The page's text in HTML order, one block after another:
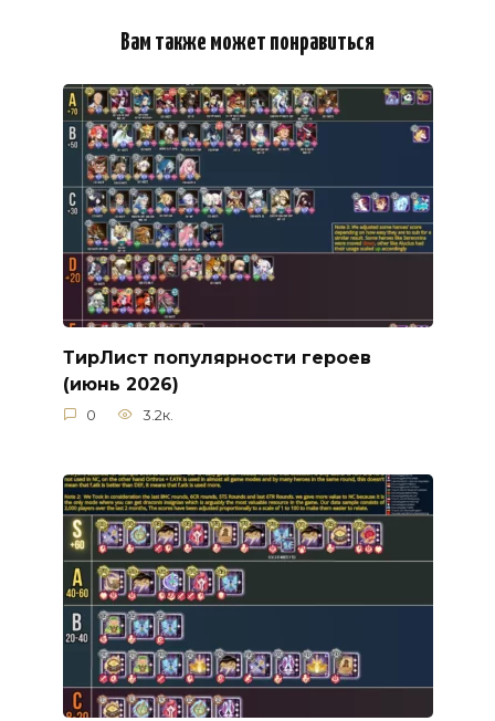
Вам также может понравиться
ТирЛист популярности героев
(июнь 2026)
0 3.2к.